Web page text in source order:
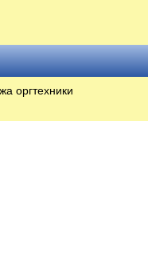
оргтехники